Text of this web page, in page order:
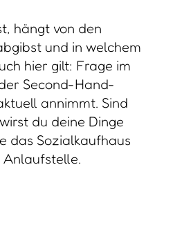
hängt von den
und in welchem
hier gilt: Frage im
Second-Hand-
annimmt. Sind
du deine Dinge
das Sozialkaufhaus